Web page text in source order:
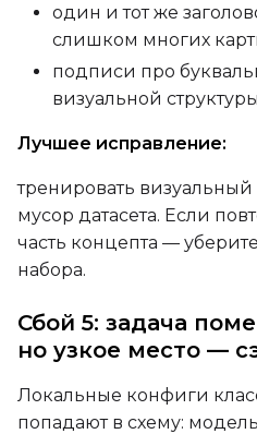
один и тот же
слишком многих
подписи про
визуальной структуры
Лучшее исправление:
тренировать
мусор датасета. Если
часть концепта —
набора.
Сбой 5: задача
но узкое место —
Локальные конфиги
попадают в схему: модель